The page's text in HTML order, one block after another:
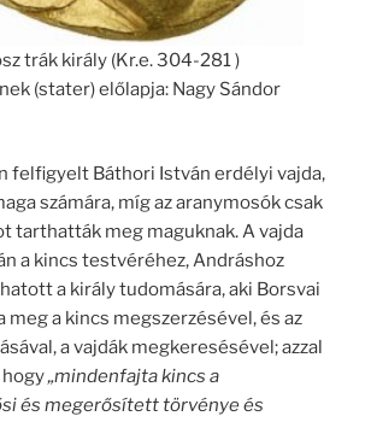
trák király (Kr.e. 304-281 )
(stater) előlapja: Nagy Sándor
felfigyelt Báthori István erdélyi vajda,
számára, míg az aranymosók csak
tarthatták meg maguknak. A vajda
a kincs testvéréhez, Andráshoz
a király tudomására, aki Borsvai
meg a kincs megszerzésével, és az
a vajdák megkeresésével; azzal
hogy„mindenfajta kincs a
és megerősített törvénye és